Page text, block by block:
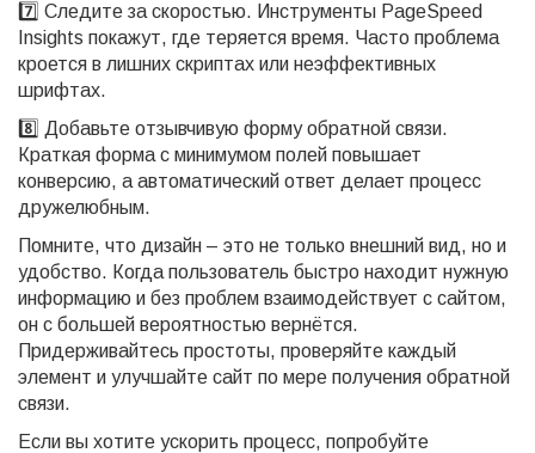
7️⃣ Следите за скоростью. Инструменты PageSpeed
Insights покажут, где теряется время. Часто проблема
кроется в лишних скриптах или неэффективных
шрифтах.
8️⃣ Добавьте отзывчивую форму обратной связи.
Краткая форма с минимумом полей повышает
конверсию, а автоматический ответ делает процесс
дружелюбным.
Помните, что дизайн – это не только внешний вид, но и
удобство. Когда пользователь быстро находит нужную
информацию и без проблем взаимодействует с сайтом,
он с большей вероятностью вернётся.
Придерживайтесь простоты, проверяйте каждый
элемент и улучшайте сайт по мере получения обратной
связи.
Если вы хотите ускорить процесс, попробуйте